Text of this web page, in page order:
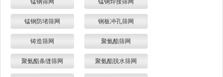
锰钢筛网 锰钢焊接筛网
锰钢防堵筛网 钢板冲孔筛网
铸造筛网 聚氨酯筛网
聚氨酯条缝筛网 聚氨酯脱水筛网